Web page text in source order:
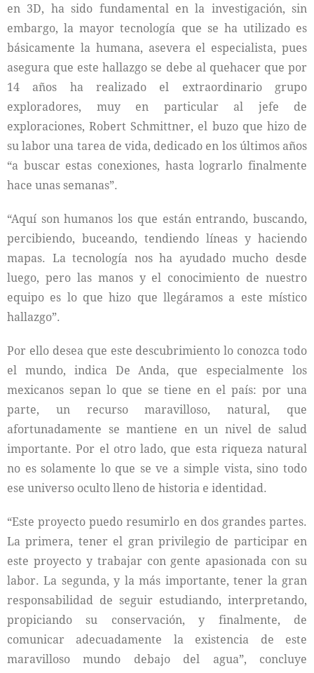
en 3D, ha sido fundamental en la investigación, sin
embargo, la mayor tecnología que se ha utilizado es
básicamente la humana, asevera el especialista, pues
asegura que este hallazgo se debe al quehacer que por
14 años ha realizado el extraordinario grupo
exploradores, muy en particular al jefe de
exploraciones, Robert Schmittner, el buzo que hizo de
su labor una tarea de vida, dedicado en los últimos años
“a buscar estas conexiones, hasta lograrlo finalmente
hace unas semanas”.
“Aquí son humanos los que están entrando, buscando,
percibiendo, buceando, tendiendo líneas y haciendo
mapas. La tecnología nos ha ayudado mucho desde
luego, pero las manos y el conocimiento de nuestro
equipo es lo que hizo que llegáramos a este místico
hallazgo”.
Por ello desea que este descubrimiento lo conozca todo
el mundo, indica De Anda, que especialmente los
mexicanos sepan lo que se tiene en el país: por una
parte, un recurso maravilloso, natural, que
afortunadamente se mantiene en un nivel de salud
importante. Por el otro lado, que esta riqueza natural
no es solamente lo que se ve a simple vista, sino todo
ese universo oculto lleno de historia e identidad.
“Este proyecto puedo resumirlo en dos grandes partes.
La primera, tener el gran privilegio de participar en
este proyecto y trabajar con gente apasionada con su
labor. La segunda, y la más importante, tener la gran
responsabilidad de seguir estudiando, interpretando,
propiciando su conservación, y finalmente, de
comunicar adecuadamente la existencia de este
maravilloso mundo debajo del agua”, concluye